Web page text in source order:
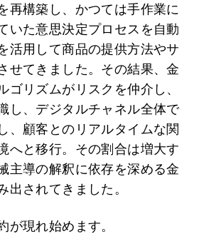
再構築し、かつては手作業に
いた意思決定プロセスを自動
活用して商品の提供方法やサ
せてきました。その結果、金
ゴリズムがリスクを仲介し、
し、デジタルチャネル全体で
、顧客とのリアルタイムな関
へと移行。その割合は増大す
主導の解釈に依存を深める金
出されてきました。
が現れ始めます。